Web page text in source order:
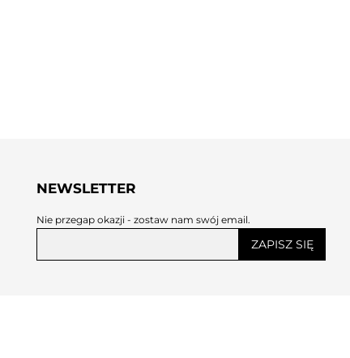
NEWSLETTER
Nie przegap okazji - zostaw nam swój email.
ZAPISZ SIĘ